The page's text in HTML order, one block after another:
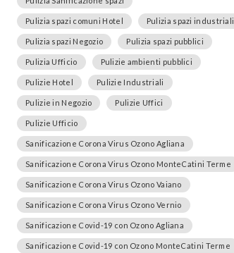
Pulizia spazi comuni Hotel Pulizia spazi industriali
Pulizia spazi Negozio Pulizia spazi pubblici
Pulizia Ufficio Pulizie ambienti pubblici
Pulizie Hotel Pulizie Industriali
Pulizie in Negozio Pulizie Uffici
Pulizie Ufficio
Sanificazione Corona Virus Ozono Agliana
Sanificazione Corona Virus Ozono MonteCatini Terme
Sanificazione Corona Virus Ozono Vaiano
Sanificazione Corona Virus Ozono Vernio
Sanificazione Covid-19 con Ozono Agliana
Sanificazione Covid-19 con Ozono MonteCatini Terme